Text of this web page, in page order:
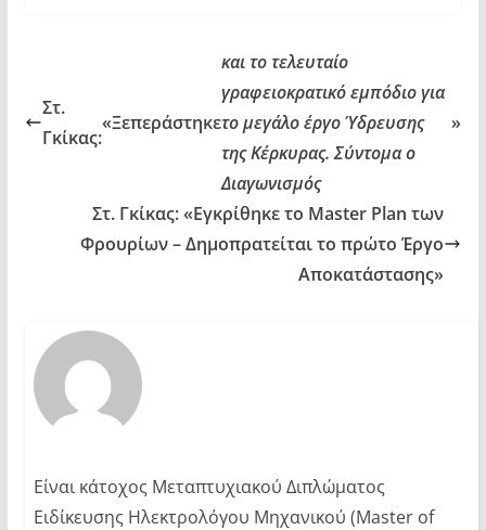
Στ.
Γκίκας:
«Ξεπεράστηκε
και το τελευταίο
γραφειοκρατικό εμπόδιο για
το μεγάλο έργο Ύδρευσης
της Κέρκυρας. Σύντομα ο
Διαγωνισμός
»
Στ. Γκίκας: «Εγκρίθηκε το Master Plan των
Φρουρίων – Δημοπρατείται το πρώτο Έργο
Αποκατάστασης»
Είναι κάτοχος Μεταπτυχιακού Διπλώματος
Ειδίκευσης Ηλεκτρολόγου Μηχανικού (Master of